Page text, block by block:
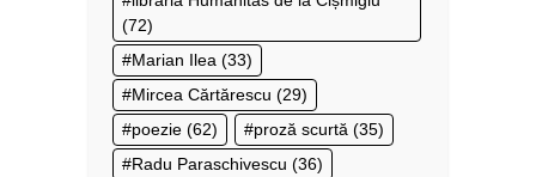
(72)
Marian Ilea (33)
Mircea Cărtărescu (29)
poezie (62) proză scurtă (35)
Radu Paraschivescu (36)